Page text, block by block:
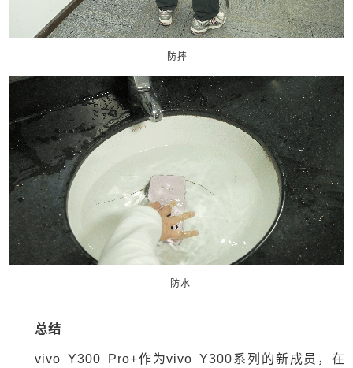
防摔
防水
总结
vivo Y300 Pro+作为vivo Y300系列的新成员，在